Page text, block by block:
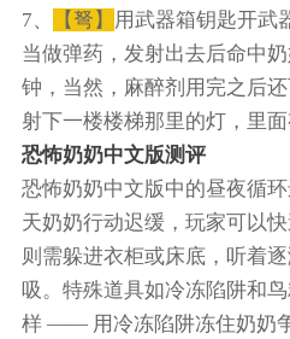
7、
【弩】 用武器箱钥匙开武
当做弹药，发射出去后命中
钟，当然，麻醉剂用完之后
射下一楼楼梯那里的灯，里面
恐怖奶奶中文版测评
恐怖奶奶中文版中的昼夜循
天奶奶行动迟缓，玩家可以
则需躲进衣柜或床底，听着
吸。特殊道具如冷冻陷阱和
样 —— 用冷冻陷阱冻住奶奶